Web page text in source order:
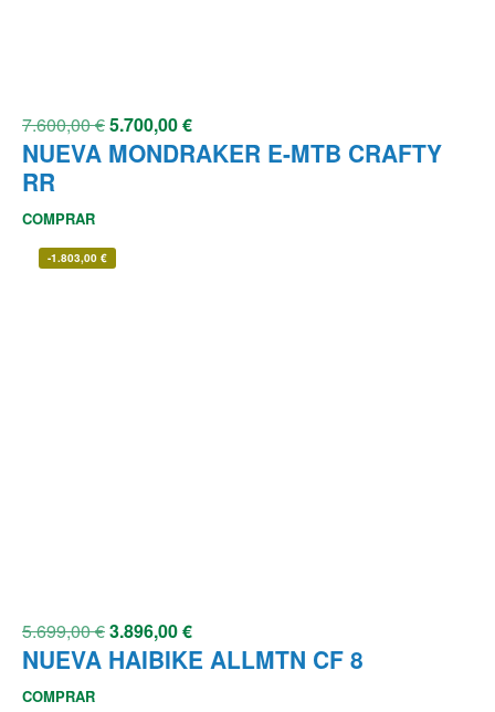
7.600,00€5.700,00€
NUEVA MONDRAKER E-MTB CRAFTY
RR
COMPRAR
-1.803,00 €
5.699,00€3.896,00€
NUEVA HAIBIKE ALLMTN CF 8
COMPRAR